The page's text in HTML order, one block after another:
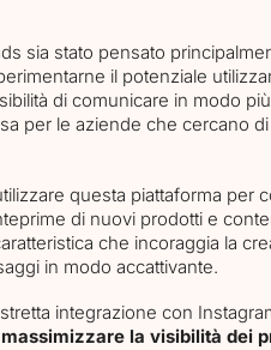
sia stato pensato
il potenziale
di comunicare in modo
per le aziende che cercano
questa piattaforma per
di nuovi prodotti e
che incoraggia la
in modo accattivante.
integrazione con
massimizzare la visibilità dei